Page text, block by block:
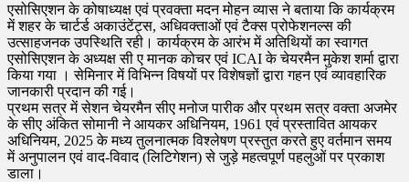
एसोसिएशन के कोषाध्यक्ष एवं प्रवक्ता मदन मोहन व्यास ने बताया कि कार्यक्रम
में शहर के चार्टर्ड अकाउंटेंट्स, अधिवक्ताओं एवं टैक्स प्रोफेशनल्स की
उत्साहजनक उपस्थिति रही। कार्यक्रम के आरंभ में अतिथियों का स्वागत
एसोसिएशन के अध्यक्ष सी ए मानक कोचर एवं ICAI के चेयरमैन मुकेश शर्मा द्वारा
किया गया । सेमिनार में विभिन्न विषयों पर विशेषज्ञों द्वारा गहन एवं व्यावहारिक
जानकारी प्रदान की गई।
प्रथम सत्र में सेशन चेयरमैन सीए मनोज पारीक और प्रथम सत्र वक्ता अजमेर
के सीए अंकित सोमानी ने आयकर अधिनियम, 1961 एवं प्रस्तावित आयकर
अधिनियम, 2025 के मध्य तुलनात्मक विश्लेषण प्रस्तुत करते हुए वर्तमान समय
में अनुपालन एवं वाद-विवाद (लिटिगेशन) से जुड़े महत्वपूर्ण पहलुओं पर प्रकाश
डाला।